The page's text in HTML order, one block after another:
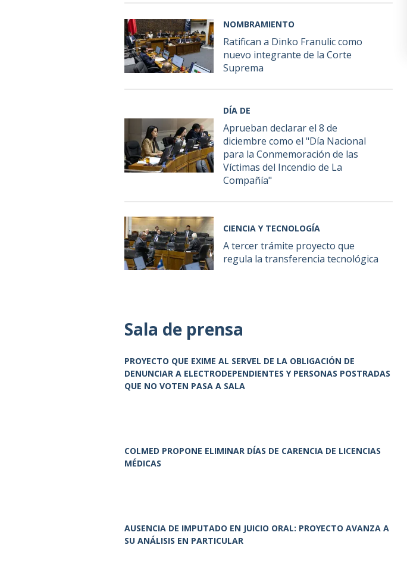
NOMBRAMIENTO
Ratifican a Dinko Franulic como
nuevo integrante de la Corte
Suprema
DÍA DE
Aprueban declarar el 8 de
diciembre como el "Día Nacional
para la Conmemoración de las
Víctimas del Incendio de La
Compañía"
CIENCIA Y TECNOLOGÍA
A tercer trámite proyecto que
regula la transferencia tecnológica
Sala de prensa
PROYECTO QUE EXIME AL SERVEL DE LA OBLIGACIÓN DE
DENUNCIAR A ELECTRODEPENDIENTES Y PERSONAS POSTRADAS
QUE NO VOTEN PASA A SALA
COLMED PROPONE ELIMINAR DÍAS DE CARENCIA DE LICENCIAS
MÉDICAS
AUSENCIA DE IMPUTADO EN JUICIO ORAL: PROYECTO AVANZA A
SU ANÁLISIS EN PARTICULAR